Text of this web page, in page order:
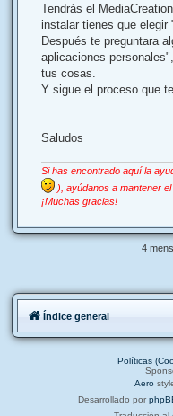
Tendrás el
instalar tienes que elegir
Después te preguntara
aplicaciones
tus cosas.
Y sigue el proceso que
Saludos
Si has encontrado aquí la
), ayúdanos a mantener
¡Muchas gracias!
4
Índice general
Políticas
Aero
Desarrollado por